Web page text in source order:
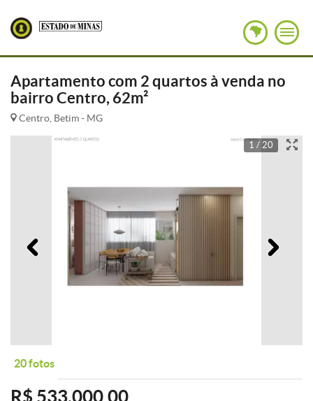
Apartamento com 2 quartos à venda no
bairro Centro, 62m²
Centro, Betim - MG
1 / 20
Anterior
20 fotos
R$ 533.000,00